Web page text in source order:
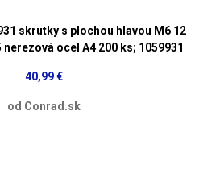
skrutky s plochou hlavou M6 12
nerezová ocel A4 200 ks; 1059931
40,99 €
od Conrad.sk